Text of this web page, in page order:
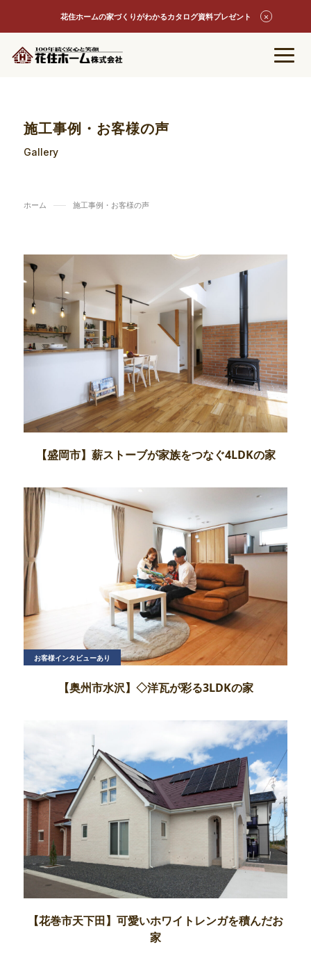
花住ホームの家づくりがわかるカタログ資料プレゼント
施工事例・お客様の声
Gallery
ホーム 施工事例・お客様の声
【盛岡市】薪ストーブが家族をつなぐ4LDKの家
お客様インタビューあり
【奥州市水沢】◇洋瓦が彩る3LDKの家
【花巻市天下田】可愛いホワイトレンガを積んだお
家